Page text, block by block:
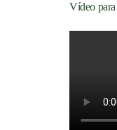
Vídeo para